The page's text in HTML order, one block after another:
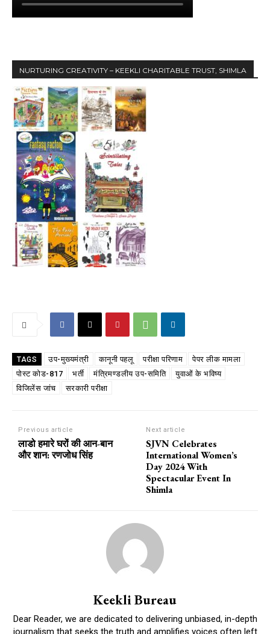
NURTURING CREATIVITY – KEEKLI CHARITABLE TRUST, SHIMLA
TAGS उप-मुख्यमंत्री कानूनी पहलू परीक्षा परिणाम
पेपर लीक मामला
पोस्ट कोड-817
भर्ती मंत्रिमण्डलीय उप-समिति
युवाओं के भविष्य
विजिलेंस जांच
सरकारी परीक्षा
Previous article
लाडो हमारे घरों की आन-बान
और शान: रणजोध सिंह
Next article
SJVN Celebrates
International Women’s
Day 2024 With
Spectacular Event In
Shimla
Keekli Bureau
Dear Reader, we are dedicated to delivering unbiased, in-depth
journalism that seeks the truth and amplifies voices often left